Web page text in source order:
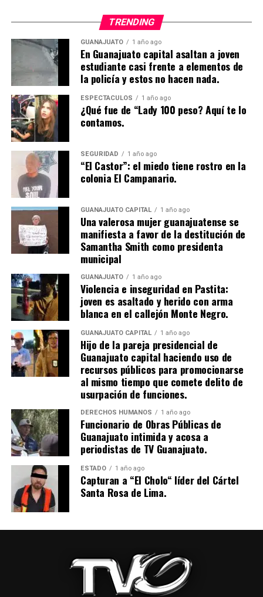
TRENDING
GUANAJUATO 1 año ago
En Guanajuato capital asaltan a joven
estudiante casi frente a elementos de
la policía y estos no hacen nada.
ESPECTÁCULOS 1 año ago
¿Qué fue de “Lady 100 peso? Aquí te lo
contamos.
SEGURIDAD 1 año ago
“El Castor”: el miedo tiene rostro en la
colonia El Campanario.
GUANAJUATO CAPITAL 1 año ago
Una valerosa mujer guanajuatense se
manifiesta a favor de la destitución de
Samantha Smith como presidenta
municipal
GUANAJUATO 1 año ago
Violencia e inseguridad en Pastita:
joven es asaltado y herido con arma
blanca en el callejón Monte Negro.
GUANAJUATO CAPITAL 1 año ago
Hijo de la pareja presidencial de
Guanajuato capital haciendo uso de
recursos públicos para promocionarse
al mismo tiempo que comete delito de
usurpación de funciones.
DERECHOS HUMANOS 1 año ago
Funcionario de Obras Públicas de
Guanajuato intimida y acosa a
periodistas de TV Guanajuato.
ESTADO 1 año ago
Capturan a “El Cholo“ líder del Cártel
Santa Rosa de Lima.